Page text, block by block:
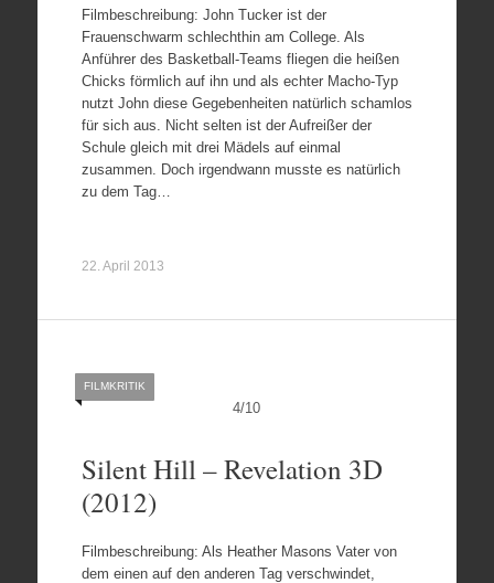
Filmbeschreibung: John Tucker ist der
Frauenschwarm schlechthin am College. Als
Anführer des Basketball-Teams fliegen die heißen
Chicks förmlich auf ihn und als echter Macho-Typ
nutzt John diese Gegebenheiten natürlich schamlos
für sich aus. Nicht selten ist der Aufreißer der
Schule gleich mit drei Mädels auf einmal
zusammen. Doch irgendwann musste es natürlich
zu dem Tag…
22. April 2013
4/10
FILMKRITIK
Silent Hill – Revelation 3D
(2012)
Filmbeschreibung: Als Heather Masons Vater von
dem einen auf den anderen Tag verschwindet,